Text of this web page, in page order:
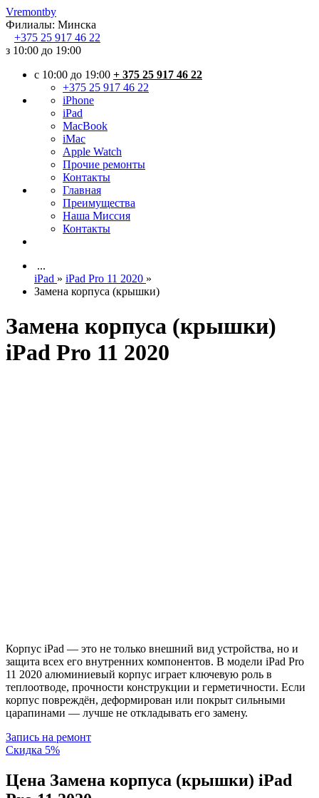
Vremontby
Филиалы: Минска
+375 25 917 46 22
з 10:00 до 19:00
c 10:00 до 19:00 + 375 25 917 46 22
+375 25 917 46 22
iPhone
iPad
MacBook
iMac
Apple Watch
Прочие ремонты
Контакты
Главная
Преимущества
Наша Миссия
Контакты
...
iPad » iPad Pro 11 2020 »
Замена корпуса (крышки)
Замена корпуса (крышки)
iPad Pro 11 2020
Корпус iPad — это не только внешний вид устройства, но и
защита всех его внутренних компонентов. В модели iPad Pro
11 2020 алюминиевый корпус играет ключевую роль в
теплоотводе, прочности конструкции и герметичности. Если
корпус повреждён, деформирован или покрыт сильными
царапинами — лучше не откладывать его замену.
Запись на ремонт
Скидка 5%
Цена Замена корпуса (крышки) iPad